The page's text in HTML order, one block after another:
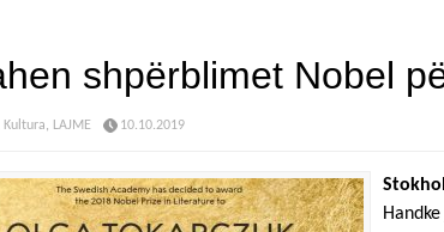
shpërblimet Nobel
Kultura, LAJME 10.10.2019